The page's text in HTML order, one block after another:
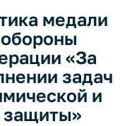
медали
«За
задач
и
защиты»